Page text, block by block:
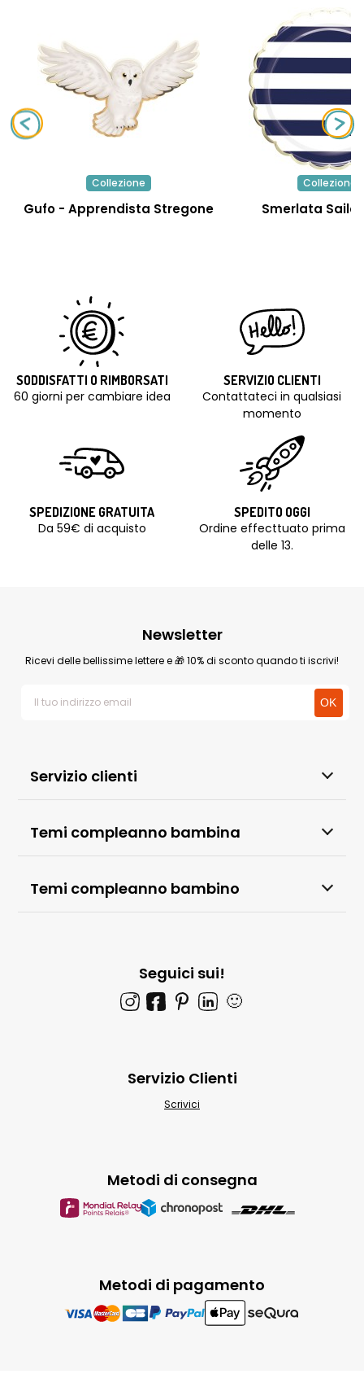
Collezione
Gufo - Apprendista Stregone
Collezione
Smerlata Sailor
SODDISFATTI O RIMBORSATI
60 giorni per cambiare idea
SERVIZIO CLIENTI
Contattateci in qualsiasi
momento
SPEDIZIONE GRATUITA
Da 59€ di acquisto
SPEDITO OGGI
Ordine effecttuato prima
delle 13.
Servizio clienti
Temi compleanno bambina
Temi compleanno bambino
Newsletter
Ricevi delle bellissime lettere e 🎁 10% di sconto quando ti iscrivi!
Seguici sui!
🙂
Metodi di pagamento
Metodi di consegna
Servizio Clienti
Scrivici